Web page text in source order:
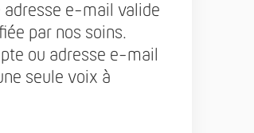
adresse e-mail valide
par nos soins.
ou adresse e-mail
seule voix à